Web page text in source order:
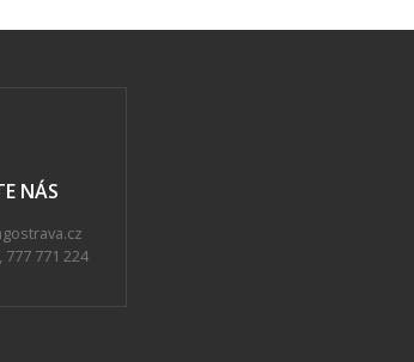
NÁS
777 771 224